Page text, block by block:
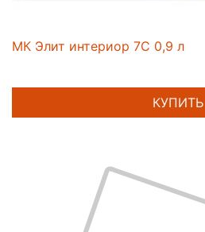
МК Элит интериор 7С 0,9 л
КУПИТЬ